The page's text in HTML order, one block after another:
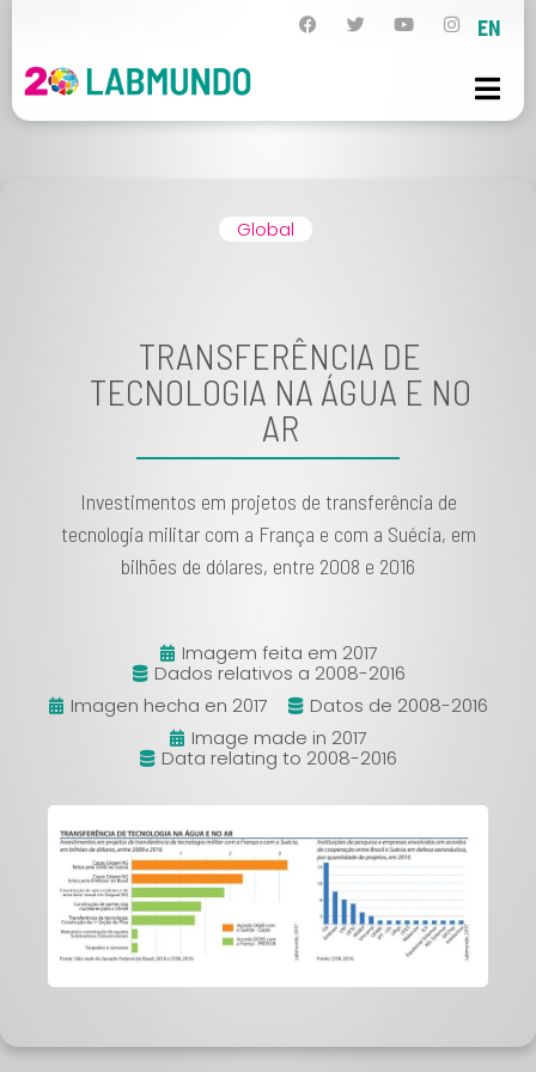
EN
Global
TRANSFERÊNCIA DE
TECNOLOGIA NA ÁGUA E NO
AR
Investimentos em projetos de transferência de
tecnologia militar com a França e com a Suécia, em
bilhões de dólares, entre 2008 e 2016
Imagem feita em 2017
Dados relativos a 2008-2016
Imagen hecha en 2017
Datos de 2008-2016
Image made in 2017
Data relating to 2008-2016